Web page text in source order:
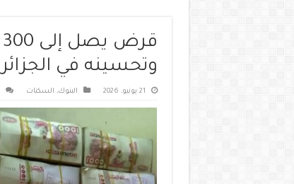
وتحسينه في الجزائر
21 يونيو، 2026 البنوك, السكنات